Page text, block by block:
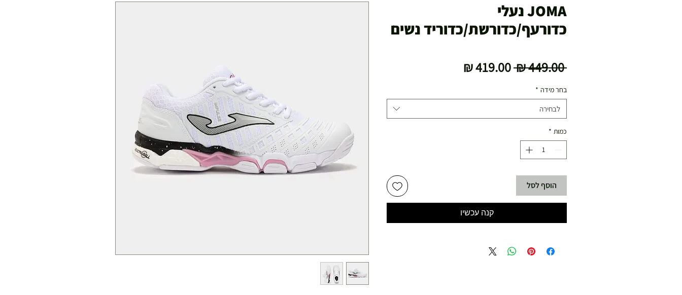
JOMA נעלי
כדורעף/כדורשת/כדוריד נשים
‏449.00 ‏₪
מחיר
בחר מידה *
לבחירה
כמות *
הוסף לסל
קנה עכשיו